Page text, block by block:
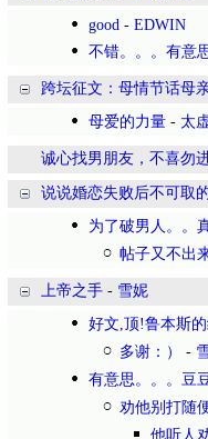
good - EDWIN
不错。。。有意思
跨坛征文：母情节话母
母爱的力量 - 太
诚心找男朋友，不喜勿
说说婚恋失败后不可取
为了破男人。。
帖子又不出
上帝之手 - 雪妮
好文,顶!鲁本斯
多谢：）
-
有意思。。。豆
劝他别打随
他听人